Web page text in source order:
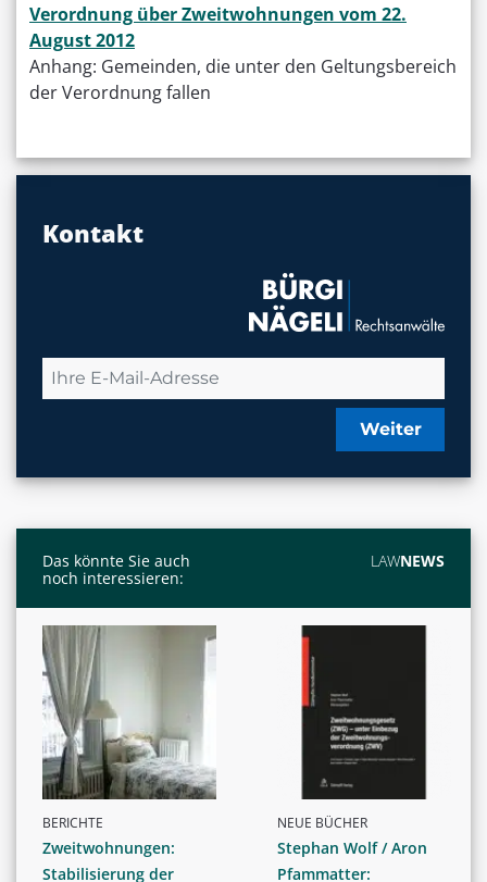
Verordnung über Zweitwohnungen vom 22.
August 2012
Anhang: Gemeinden, die unter den Geltungsbereich
der Verordnung fallen
Kontakt
Weiter
Das könnte Sie auch
noch interessieren:
LAWNEWS
BERICHTE
Zweitwohnungen:
Stabilisierung der
NEUE BÜCHER
Stephan Wolf / Aron
Pfammatter: